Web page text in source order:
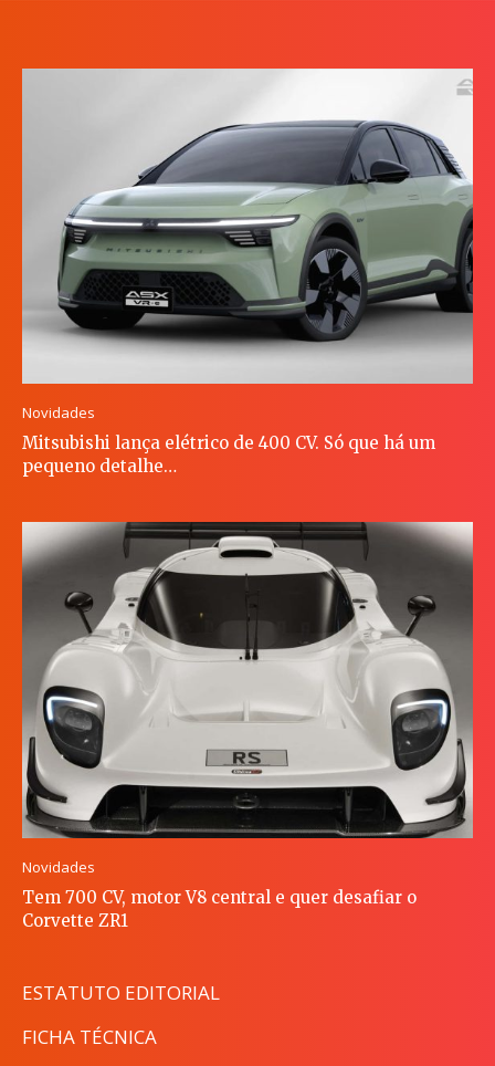
Novidades
Mitsubishi lança elétrico de 400 CV. Só que há um
pequeno detalhe…
Novidades
Tem 700 CV, motor V8 central e quer desafiar o
Corvette ZR1
ESTATUTO EDITORIAL
FICHA TÉCNICA